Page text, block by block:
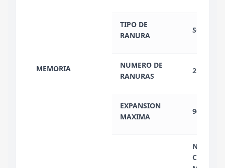
MEMORIA
TIPO DE
RANURA
SO-DIMM
NUMERO DE
RANURAS
2
EXPANSION
MAXIMA
96 GB
NON-